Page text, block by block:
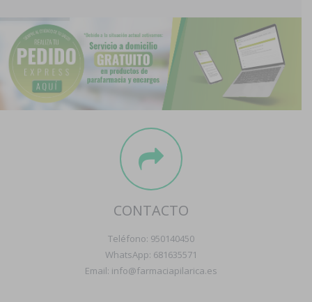
Pedidos express
Blog
Contacto
Boletín
CONTACTO
Teléfono: 950140450
WhatsApp: 681635571
Email: info@farmaciapilarica.es